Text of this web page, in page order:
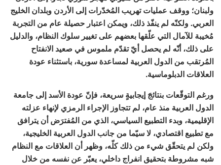
ولبنان؛ ووقف عمليات تهريب المُخدّرات إلى الأردن وبلدان الخليج
العربي. ولكنّه لم ينفّذ ذلك، ويمكن اعتبار حصيلة عام من التجربة
مُخيبة للآمال التي علّقها بعضهم على تغيير سلوك النظام، والدليل
على ذلك، أنّه لم يحصل أيّ تقدّم ملموس في صعيد الانفتاح
المُرتقب من الدول العربية لمساعدة سورية، باستثناء عودة
العلاقات الدبلوماسية.
ورغم التوقّعات بنتائجَ إيجابيةٍ سريعة، فإنّ عودة الأسد إلى جامعة
الدول العربية منذ عام، لم تتجاوز الإجراء الرمزي لإنهاء عزلته
الإقليمية، وبدء التطبيع السياسي، الذي من المُفترَض أن يترافق
مع تطبيع اقتصادي، لا سيّما من جانب الدول العربية الخليجية،
ولكن لم يتحقّق شيء من ذلك كلّه، وظهر أن العلاقات مع النظام
شبه مشروطة بتحقيق انفراج داخلي، يعبّر عن نفسه من خلال